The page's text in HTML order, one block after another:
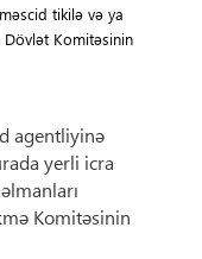
tikilə və ya
Komitəsinin
agentliyinə
yerli icra
Komitəsinin